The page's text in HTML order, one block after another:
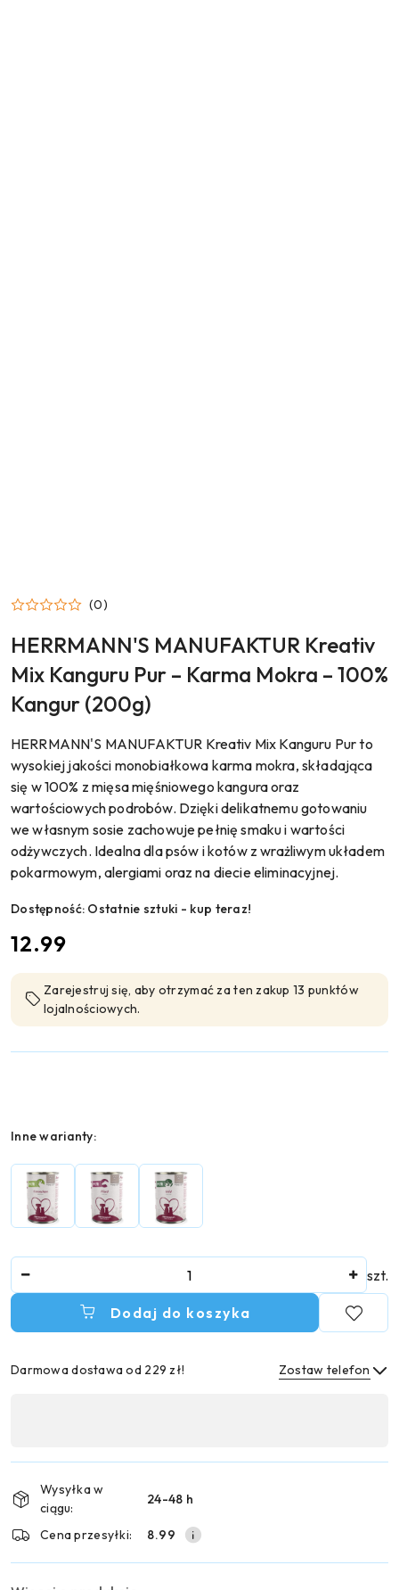
HERRMANN'S
MANUFAKTUR (0)
HERRMANN'S MANUFAKTUR Kreativ
Mix Kanguru Pur – Karma Mokra – 100%
Kangur (200g)
HERRMANN'S MANUFAKTUR Kreativ Mix Kanguru Pur to
wysokiej jakości monobiałkowa karma mokra, składająca
się w 100% z mięsa mięśniowego kangura oraz
wartościowych podrobów. Dzięki delikatnemu gotowaniu
we własnym sosie zachowuje pełnię smaku i wartości
odżywczych. Idealna dla psów i kotów z wrażliwym układem
pokarmowym, alergiami oraz na diecie eliminacyjnej.
Dostępność: Ostatnie sztuki - kup teraz!
cena:
12.99
Zarejestruj się, aby otrzymać za ten zakup 13 punktów
lojalnościowych.
Wariant
Inne warianty:
szt.
Dodaj do koszyka
Darmowa dostawa od 229 zł! Zostaw telefon
płatność
dostawa
Wysyłka w
ciągu:
24-48 h
Cena przesyłki: 8.99